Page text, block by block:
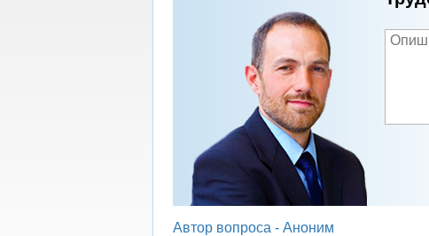
Автор вопроса - Аноним